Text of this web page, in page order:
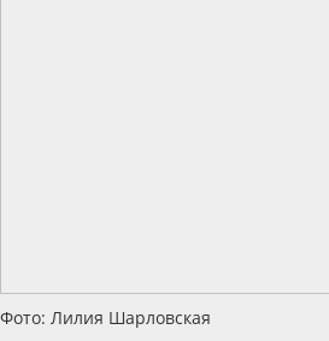
Фото: Лилия Шарловская